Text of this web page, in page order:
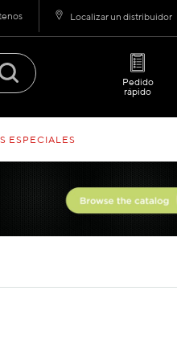
Localizar un distribuidor
Pedido
rápido
ESPECIALES